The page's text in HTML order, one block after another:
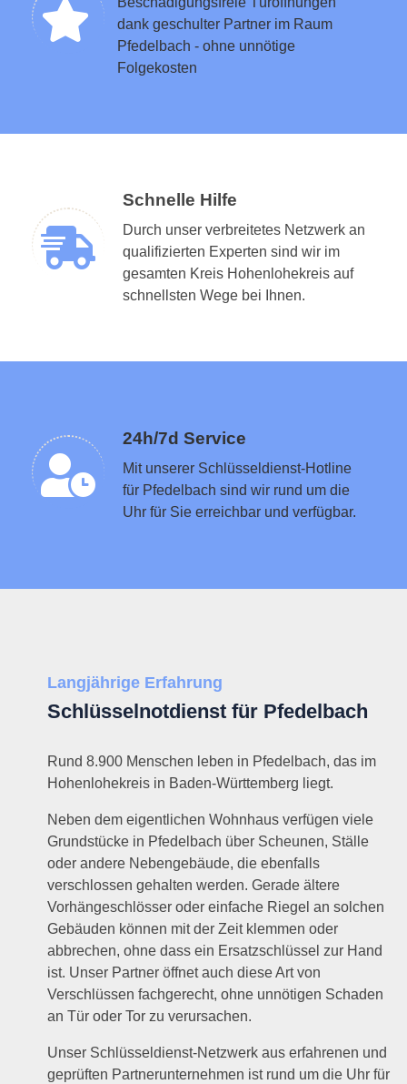
dank geschulter Partner im Raum
Pfedelbach - ohne unnötige
Folgekosten
Schnelle Hilfe
Durch unser verbreitetes Netzwerk an
qualifizierten Experten sind wir im
gesamten Kreis Hohenlohekreis auf
schnellsten Wege bei Ihnen.
24h/7d Service
Mit unserer Schlüsseldienst-Hotline
für Pfedelbach sind wir rund um die
Uhr für Sie erreichbar und verfügbar.
Schlüsseldienst in der Nähe vermitteln
Langjährige Erfahrung
Schlüsselnotdienst für Pfedelbach
Rund 8.900 Menschen leben in Pfedelbach, das im
Hohenlohekreis in Baden-Württemberg liegt.
Neben dem eigentlichen Wohnhaus verfügen viele
Grundstücke in Pfedelbach über Scheunen, Ställe
oder andere Nebengebäude, die ebenfalls
verschlossen gehalten werden. Gerade ältere
Vorhängeschlösser oder einfache Riegel an solchen
Gebäuden können mit der Zeit klemmen oder
abbrechen, ohne dass ein Ersatzschlüssel zur Hand
ist. Unser Partner öffnet auch diese Art von
Verschlüssen fachgerecht, ohne unnötigen Schaden
an Tür oder Tor zu verursachen.
Unser Schlüsseldienst-Netzwerk aus erfahrenen und
geprüften Partnerunternehmen ist rund um die Uhr für